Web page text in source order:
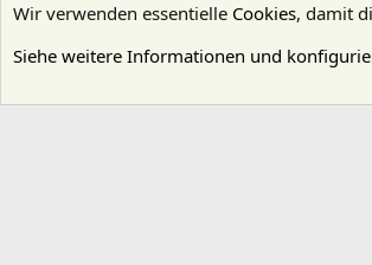
Wir verwenden essentielle Cookies, damit
Siehe weitere Informationen und